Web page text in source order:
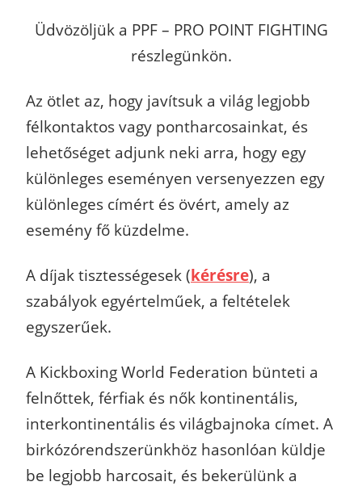
Üdvözöljük a PPF – PRO POINT FIGHTING
részlegünkön.
Az ötlet az, hogy javítsuk a világ legjobb
félkontaktos vagy pontharcosainkat, és
lehetőséget adjunk neki arra, hogy egy
különleges eseményen versenyezzen egy
különleges címért és övért, amely az
esemény fő küzdelme.
A díjak tisztességesek (kérésre), a
szabályok egyértelműek, a feltételek
egyszerűek.
A Kickboxing World Federation bünteti a
felnőttek, férfiak és nők kontinentális,
interkontinentális és világbajnoka címet. A
birkózórendszerünkhöz hasonlóan küldje
be legjobb harcosait, és bekerülünk a